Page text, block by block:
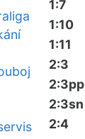
1:7
1:10
1:11
2:3
2:3pp
2:3sn
2:4